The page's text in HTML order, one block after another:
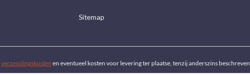
Sitemap
verzendingskosten en eventueel kosten voor levering ter plaatse, tenzij anderszins beschreven